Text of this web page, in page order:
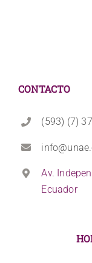
CONTACTO
(593) (7)
Av.
Ecuador